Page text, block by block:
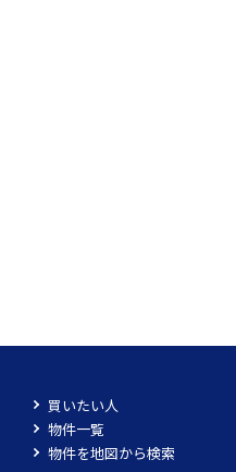
買いたい人
物件一覧
物件を地図から検索